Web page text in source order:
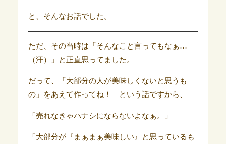
と、そんなお話でした。
ただ、その当時は「そんなこと言ってもなぁ…
（汗）」と正直思ってました。
だって、「大部分の人が美味しくないと思うも
の」をあえて作ってね！ という話ですから、
「売れなきゃハナシにならないよなぁ。」
「大部分が『まぁまぁ美味しい』と思っているも